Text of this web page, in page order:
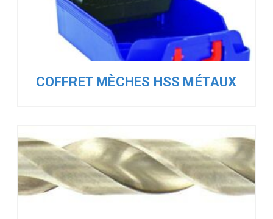
COFFRET MÈCHES HSS MÉTAUX